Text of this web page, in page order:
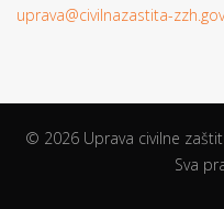
uprava@civilnazastita-
© 2026 Uprava civilne
Sva